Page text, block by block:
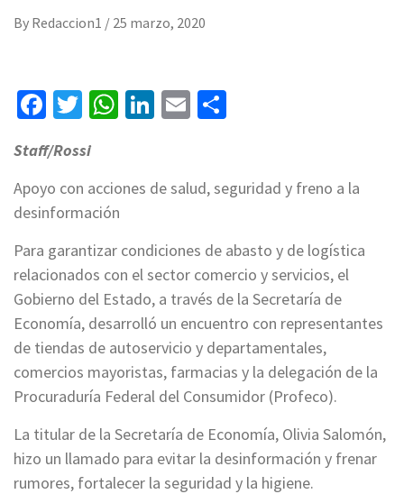
By Redaccion1 / 25 marzo, 2020
Facebook
Twitter
WhatsApp
LinkedIn
Email
Staff/Rossi
Apoyo con acciones de salud, seguridad y freno a la
desinformación
Para garantizar condiciones de abasto y de logística
relacionados con el sector comercio y servicios, el
Gobierno del Estado, a través de la Secretaría de
Economía, desarrolló un encuentro con representantes
de tiendas de autoservicio y departamentales,
comercios mayoristas, farmacias y la delegación de la
Procuraduría Federal del Consumidor (Profeco).
La titular de la Secretaría de Economía, Olivia Salomón,
hizo un llamado para evitar la desinformación y frenar
rumores, fortalecer la seguridad y la higiene.